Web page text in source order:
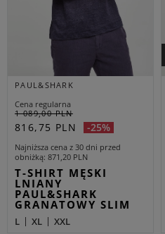
PAUL&SHARK
Cena regularna
1 089,00 PLN
816,75 PLN -25%
Najniższa cena z 30 dni przed
obniżką 871,20 PLN
T-SHIRT MĘSKI
LNIANY
PAUL&SHARK
GRANATOWY SLIM
L XL XXL